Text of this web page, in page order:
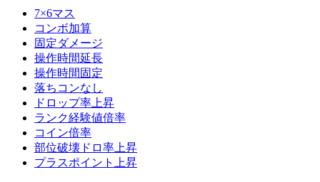
7×6マス
コンボ加算
固定ダメージ
操作時間延長
操作時間固定
落ちコンなし
ドロップ率上昇
ランク経験値倍率
コイン倍率
部位破壊ドロ率上昇
プラスポイント上昇